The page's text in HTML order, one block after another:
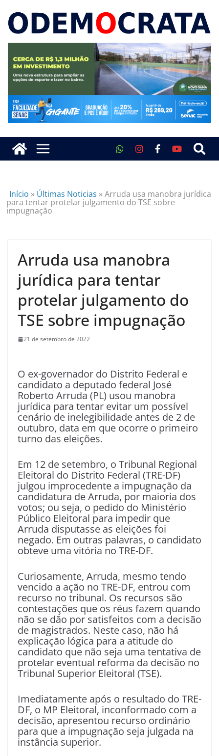
Início » Últimas Noticias »Arruda usa manobra jurídica
para tentar protelar julgamento do TSE sobre
impugnação
Arruda usa manobra
jurídica para tentar
protelar julgamento do
TSE sobre impugnação
21 de setembro de 2022
O ex-governador do Distrito Federal e
candidato a deputado federal José
Roberto Arruda (PL) usou manobra
jurídica para tentar evitar um possível
cenário de inelegibilidade antes de 2 de
outubro, data em que ocorre o primeiro
turno das eleições.
Em 12 de setembro, o Tribunal Regional
Eleitoral do Distrito Federal (TRE-DF)
julgou improcedente a impugnação da
candidatura de Arruda, por maioria dos
votos; ou seja, o pedido do Ministério
Público Eleitoral para impedir que
Arruda disputasse as eleições foi
negado. Em outras palavras, o candidato
obteve uma vitória no TRE-DF.
Curiosamente, Arruda, mesmo tendo
vencido a ação no TRE-DF, entrou com
recurso no tribunal. Os recursos são
contestações que os réus fazem quando
não se dão por satisfeitos com a decisão
de magistrados. Neste caso, não há
explicação lógica para a atitude do
candidato que não seja uma tentativa de
protelar eventual reforma da decisão no
Tribunal Superior Eleitoral (TSE).
Imediatamente após o resultado do TRE-
DF, o MP Eleitoral, inconformado com a
decisão, apresentou recurso ordinário
para que a impugnação seja julgada na
instância superior.